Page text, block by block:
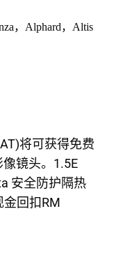
，Alphard，Altis
将可获得免费
镜头。 1.5E
安全防护隔热
金回扣 RM